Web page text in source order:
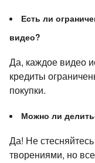
Есть ли
видео?
Да, каждое видео
кредиты
покупки.
Можно ли
Да! Не
творениями, но